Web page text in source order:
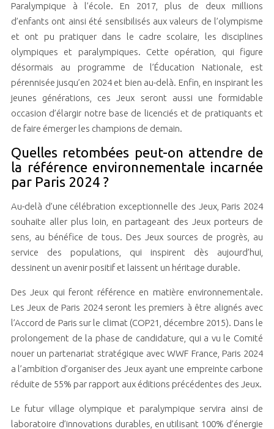
Paralympique à l’école. En 2017, plus de deux millions
d’enfants ont ainsi été sensibilisés aux valeurs de l’olympisme
et ont pu pratiquer dans le cadre scolaire, les disciplines
olympiques et paralympiques. Cette opération, qui figure
désormais au programme de l’Éducation Nationale, est
pérennisée jusqu’en 2024 et bien au-delà. Enfin, en inspirant les
jeunes générations, ces Jeux seront aussi une formidable
occasion d’élargir notre base de licenciés et de pratiquants et
de faire émerger les champions de demain.
Quelles retombées peut-on attendre de
la référence environnementale incarnée
par Paris 2024 ?
Au-delà d’une célébration exceptionnelle des Jeux, Paris 2024
souhaite aller plus loin, en partageant des Jeux porteurs de
sens, au bénéfice de tous. Des Jeux sources de progrès, au
service des populations, qui inspirent dès aujourd’hui,
dessinent un avenir positif et laissent un héritage durable.
Des Jeux qui feront référence en matière environnementale.
Les Jeux de Paris 2024 seront les premiers à être alignés avec
l’Accord de Paris sur le climat (COP21, décembre 2015). Dans le
prolongement de la phase de candidature, qui a vu le Comité
nouer un partenariat stratégique avec WWF France, Paris 2024
a l’ambition d’organiser des Jeux ayant une empreinte carbone
réduite de 55% par rapport aux éditions précédentes des Jeux.
Le futur village olympique et paralympique servira ainsi de
laboratoire d’innovations durables, en utilisant 100% d’énergie